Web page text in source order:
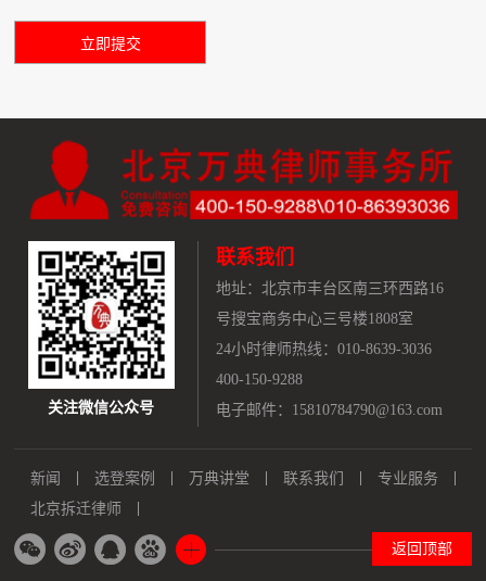
关注微信公众号
联系我们
地址： 北京市丰台区南三环西路16
号搜宝商务中心三号楼1808室
24小时律师热线：010-8639-3036
400-150-9288
电子邮件：15810784790@163.com
新闻 选登案例 万典讲堂 联系我们
专业服务
北京拆迁律师
返回顶部